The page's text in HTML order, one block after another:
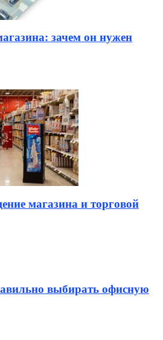
зачем он нужен
магазина и торговой
выбирать офисную